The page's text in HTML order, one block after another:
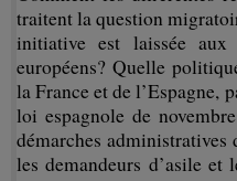
traitent la question
initiative est laissée aux
européens? Quelle
la France et de l’Espagne,
loi espagnole de
démarches
les demandeurs d’asile et